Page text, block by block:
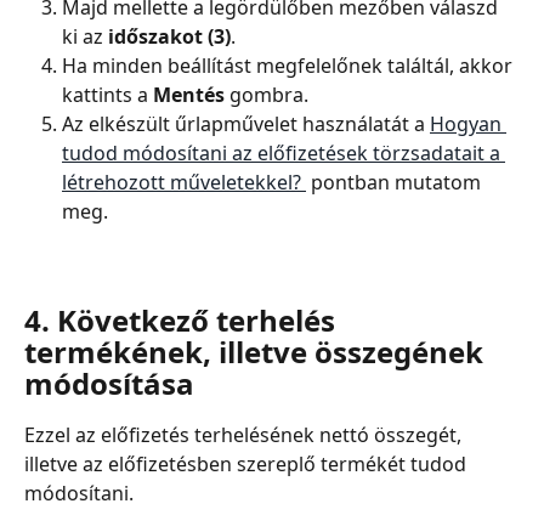
Majd mellette a legördülőben mezőben válaszd
ki az időszakot (3).
Ha minden beállítást megfelelőnek találtál, akkor
kattints a Mentés gombra.
Az elkészült űrlapművelet használatát a Hogyan
tudod módosítani az előfizetések törzsadatait a
létrehozott műveletekkel? pontban mutatom
meg.
4. Következő terhelés
termékének, illetve összegének
módosítása
Ezzel az előfizetés terhelésének nettó összegét,
illetve az előfizetésben szereplő termékét tudod
módosítani.